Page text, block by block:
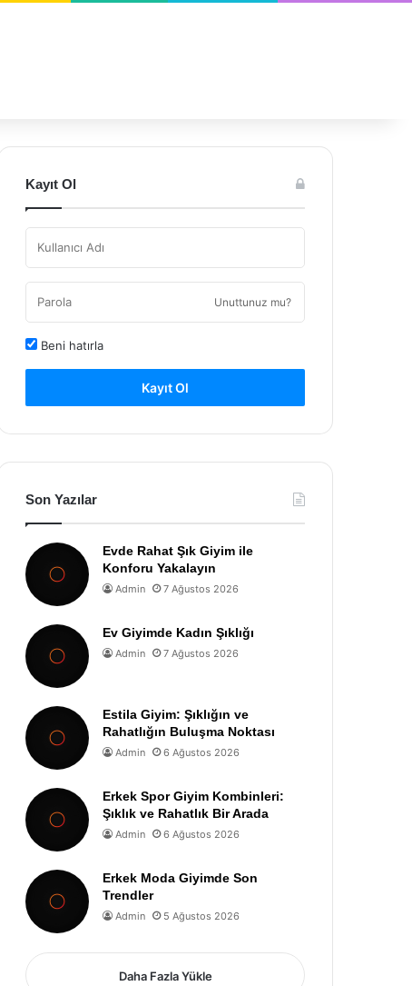
Kayıt Ol
Unuttunuz mu?
Beni hatırla
Kayıt Ol
Son Yazılar
Evde Rahat Şık Giyim ile
Konforu Yakalayın
Admin 7 Ağustos 2026
Ev Giyimde Kadın Şıklığı
Admin 7 Ağustos 2026
Estila Giyim: Şıklığın ve
Rahatlığın Buluşma Noktası
Admin 6 Ağustos 2026
Erkek Spor Giyim Kombinleri:
Şıklık ve Rahatlık Bir Arada
Admin 6 Ağustos 2026
Erkek Moda Giyimde Son
Trendler
Admin 5 Ağustos 2026
Daha Fazla Yükle